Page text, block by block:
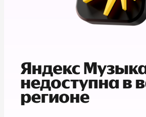
Яндекс
недоступна в
регионе